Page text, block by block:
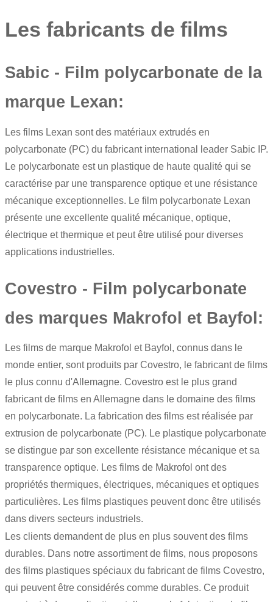
Les fabricants de films
Sabic - Film polycarbonate de la
marque Lexan:
Les films Lexan sont des matériaux extrudés en
polycarbonate (PC) du fabricant international leader Sabic IP.
Le polycarbonate est un plastique de haute qualité qui se
caractérise par une transparence optique et une résistance
mécanique exceptionnelles. Le film polycarbonate Lexan
présente une excellente qualité mécanique, optique,
électrique et thermique et peut être utilisé pour diverses
applications industrielles.
Covestro - Film polycarbonate
des marques Makrofol et Bayfol:
Les films de marque Makrofol et Bayfol, connus dans le
monde entier, sont produits par Covestro, le fabricant de films
le plus connu d'Allemagne. Covestro est le plus grand
fabricant de films en Allemagne dans le domaine des films
en polycarbonate. La fabrication des films est réalisée par
extrusion de polycarbonate (PC). Le plastique polycarbonate
se distingue par son excellente résistance mécanique et sa
transparence optique. Les films de Makrofol ont des
propriétés thermiques, électriques, mécaniques et optiques
particulières. Les films plastiques peuvent donc être utilisés
dans divers secteurs industriels.
Les clients demandent de plus en plus souvent des films
durables. Dans notre assortiment de films, nous proposons
des films plastiques spéciaux du fabricant de films Covestro,
qui peuvent être considérés comme durables. Ce produit